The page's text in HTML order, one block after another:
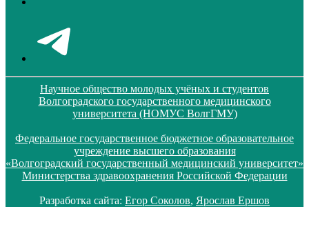
Научное общество молодых учёных и студентов
Волгоградского государственного медицинского
университета (НОМУС ВолгГМУ)
Федеральное государственное бюджетное образовательное
учреждение высшего образования
«Волгоградский государственный медицинский университет»
Министерства здравоохранения Российской Федерации
Разработка сайта: Егор Соколов, Ярослав Ершов